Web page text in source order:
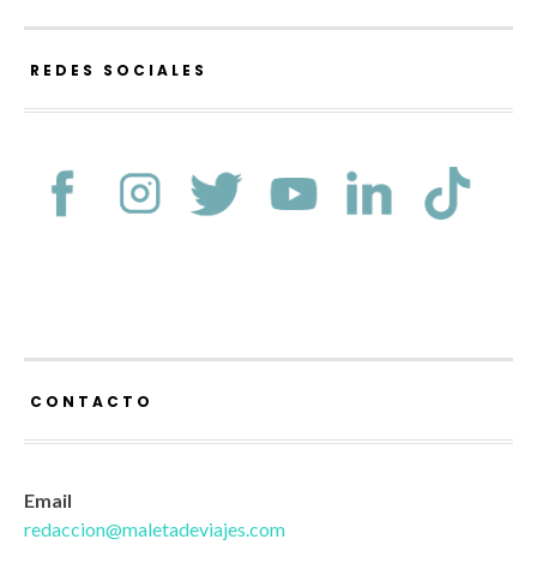
REDES SOCIALES
CONTACTO
Email
redaccion@maletadeviajes.com